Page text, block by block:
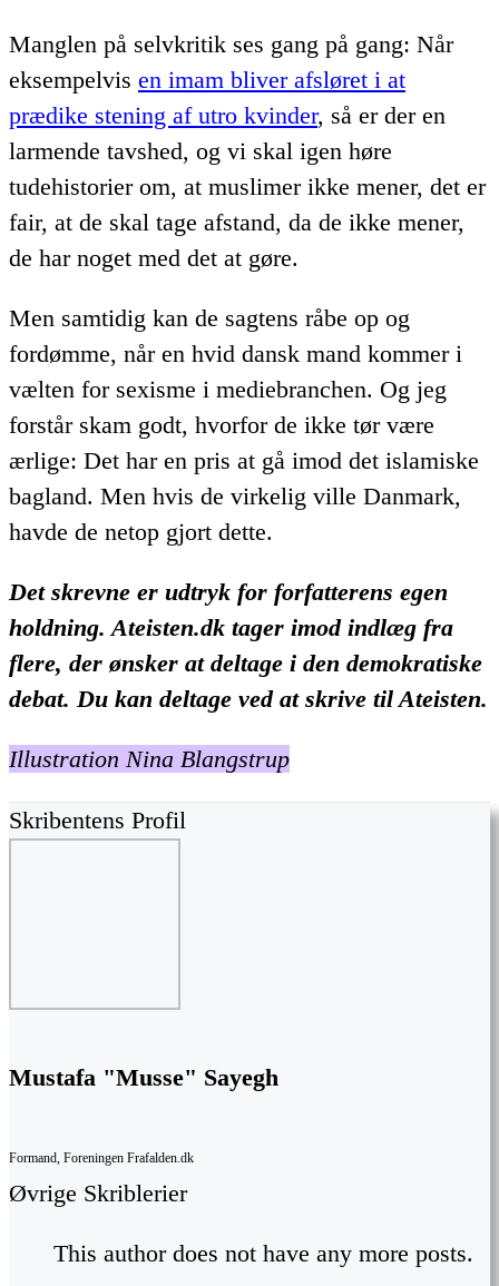
Manglen på selvkritik ses gang på gang: Når
eksempelvis en imam bliver afsløret i at
prædike stening af utro kvinder, så er der en
larmende tavshed, og vi skal igen høre
tudehistorier om, at muslimer ikke mener, det er
fair, at de skal tage afstand, da de ikke mener,
de har noget med det at gøre.
Men samtidig kan de sagtens råbe op og
fordømme, når en hvid dansk mand kommer i
vælten for sexisme i mediebranchen. Og jeg
forstår skam godt, hvorfor de ikke tør være
ærlige: Det har en pris at gå imod det islamiske
bagland. Men hvis de virkelig ville Danmark,
havde de netop gjort dette.
Det skrevne er udtryk for forfatterens egen
holdning. Ateisten.dk tager imod indlæg fra
flere, der ønsker at deltage i den demokratiske
debat. Du kan deltage ved at skrive til Ateisten.
Illustration Nina Blangstrup
Skribentens Profil
Mustafa "Musse" Sayegh
Formand, Foreningen Frafalden.dk
Øvrige Skriblerier
This author does not have any more posts.